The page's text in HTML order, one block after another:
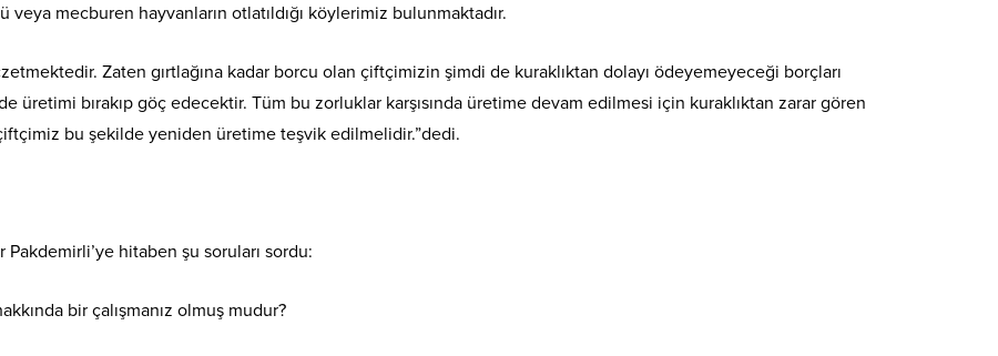
veya mecburen hayvanların otlatıldığı köylerimiz bulunmaktadır.
Zaten gırtlağına kadar borcu olan çiftçimizin şimdi de kuraklıktan dolayı ödeyemeyeceği borçları
üretimi bırakıp göç edecektir. Tüm bu zorluklar karşısında üretime devam edilmesi için kuraklıktan zarar gören
bu şekilde yeniden üretime teşvik edilmelidir.”dedi.
hitaben şu soruları sordu:
bir çalışmanız olmuş mudur?